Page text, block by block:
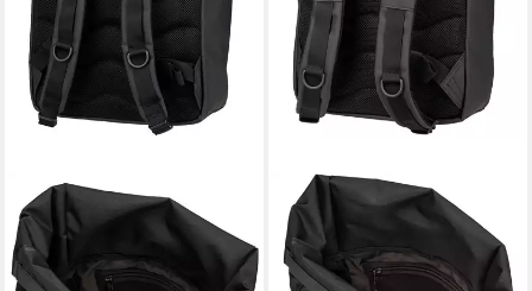
SANDQVIST
Rucksack Stream Slim Rolltop
L
143,65 €
UVP169,00 €
SANDQVIST
Rucksack Stream Slim Rolltop
M
135,90 €
UVP 159,00 €